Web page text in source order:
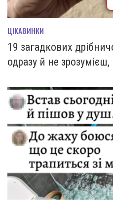
ЦІКАВИНКИ
19 загадкових
одразу й не